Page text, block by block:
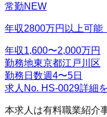
常勤NEW
年収2800万円以上可能
年収1,600〜2,000万円
勤務地東京都江戸川区
勤務日数週4〜5日
求人No. HS-0029詳細
本求人は有料職業紹介